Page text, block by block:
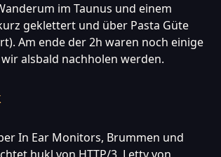
im Taunus und einem
geklettert und über Pasta Güte
Am ende der 2h waren noch einige
alsbald nachholen werden.
In Ear Monitors, Brummen und